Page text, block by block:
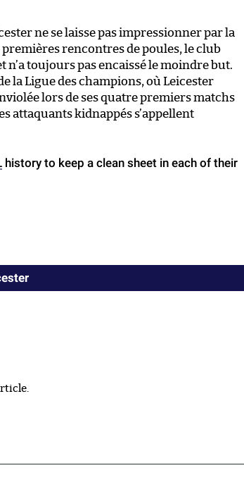
ne se laisse pas impressionner par la
rencontres de poules, le club
toujours pas encaissé le moindre but.
la Ligue des champions, où Leicester
lors de ses quatre premiers matchs
attaquants kidnappés s’appellent
history to keep a clean sheet in each of their